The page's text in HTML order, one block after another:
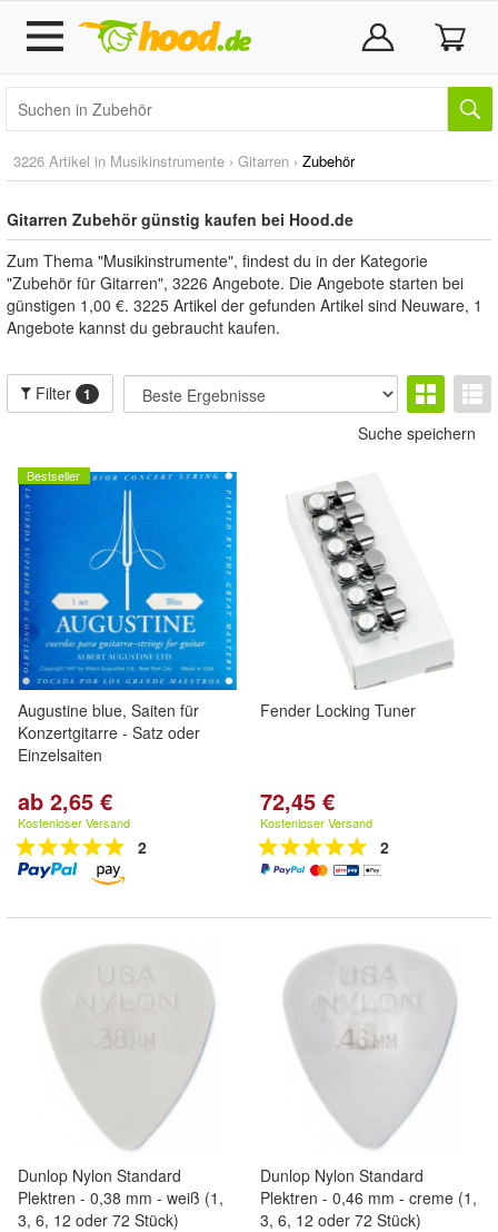
3226 Artikel in Musikinstrumente › Gitarren › Zubehör
Gitarren Zubehör günstig kaufen bei Hood.de
Zum Thema "Musikinstrumente", findest du in der Kategorie
"Zubehör für Gitarren", 3226 Angebote. Die Angebote starten bei
günstigen 1,00 €. 3225 Artikel der gefunden Artikel sind Neuware, 1
Angebote kannst du gebraucht kaufen.
Filter 1
Suche speichern
Bestseller
Augustine blue, Saiten für
Konzertgitarre - Satz oder
Einzelsaiten
ab 2,65 €
Kostenloser Versand
2
Fender Locking Tuner
72,45 €
Kostenloser Versand
2
Dunlop Nylon Standard
Plektren - 0,38 mm - weiß (1,
3, 6, 12 oder 72 Stück)
Dunlop Nylon Standard
Plektren - 0,46 mm - creme (1,
3, 6, 12 oder 72 Stück)